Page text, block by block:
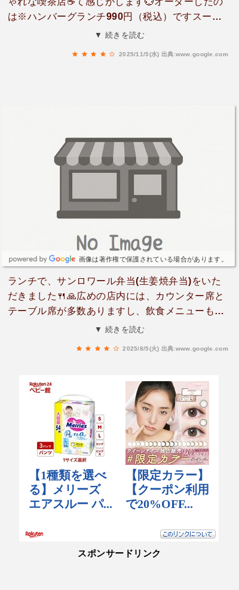
は※ハンバーグランチ990円（税込）ですスープ、
サラダ🥗、ハンバーグもとても美味しかったです
▼ 続きを読む
2025/11/5(水) 出典:www.google.com
画像は著作権で保護されている場合があります。
ランチで、サンロワール弁当(生姜焼弁当)をいた
だきました🍴🙏広めの店内には、カウンター席と
テーブル席が多数ありますし、飲食メニューも豊
富ですよ❗日替り定食は、味噌汁・コーヒー付き
が、食べた生姜焼は、とても美味しかったですよ
👌ハンバーグも肉汁たっぷりで、お薦めですよ❗食
後のアイスコーヒーもプラス110円なら、付けた
ほうがお薦めですね👌
▼ 続きを読む
2025/8/5(火) 出典:www.google.com
スポンサードリンク